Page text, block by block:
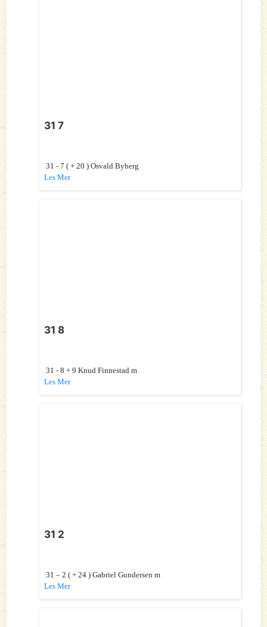
31 7
31 - 7 ( + 20 ) Osvald Byberg
Les Mer
31 8
31 - 8 + 9 Knud Finnestad m
Les Mer
31 2
31 – 2 ( + 24 ) Gabriel Gundersen m
Les Mer